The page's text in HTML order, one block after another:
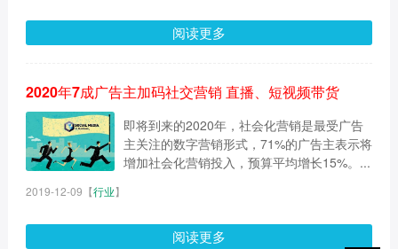
阅读更多
2020年7成广告主加码社交营销 直播、短视频带货
即将到来的2020年，社会化营销是最受广告
主关注的数字营销形式，71%的广告主表示将
增加社会化营销投入，预算平均增长15%。...
2019-12-09 【行业】
阅读更多